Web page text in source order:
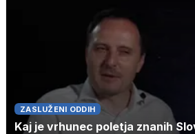
ZASLUŽENI ODDIH
Kaj je vrhunec poletja znanih